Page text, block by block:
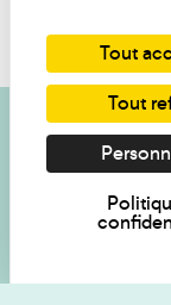
Je
Tout
Tout